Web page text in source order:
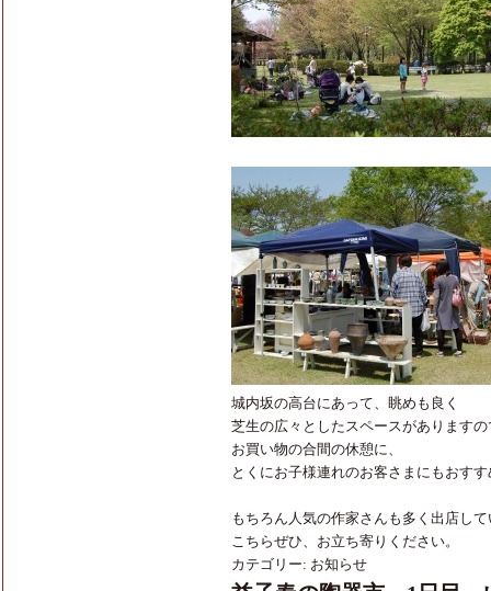
城内坂の高台にあって、眺めも良く
芝生の広々としたスペースがありますの
お買い物の合間の休憩に、
とくにお子様連れのお客さまにもおす
もちろん人気の作家さんも多く出店し
こちらぜひ、お立ち寄りください。
カテゴリー: お知らせ